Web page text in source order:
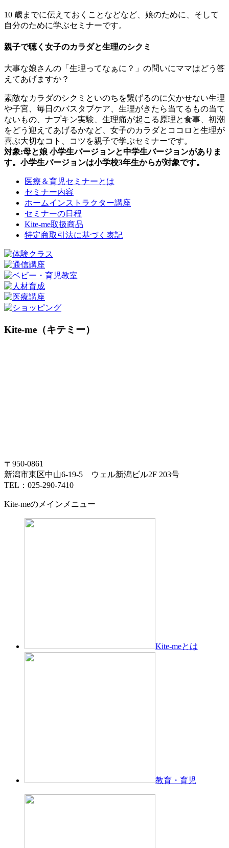
10 歳までに伝えておくことなどなど、娘のために、そして
自分のために学ぶセミナーです。
親子で聴く女子のカラダと生理のシクミ
大事な娘さんの「生理ってなぁに？」の問いにママはどう答
えてあげますか？
素敵なカラダのシクミといのちを繋げるのに欠かせない生理
や子宮、毎日のバスタブケア、生理がきたら当てるもの当て
ないもの、ナプキン実験、生理痛が起こる原理と食事、初潮
をどう迎えてあげるかなど、女子のカラダとココロと生理が
喜ぶ大切なコト、コツを親子で学ぶセミナーです。
対象:母と娘 小学生バージョンと中学生バージョンがありま
す。小学生バージョンは小学校3年生からが対象です。
医療＆育児セミナーとは
セミナー内容
ホームインストラクター講座
セミナーの日程
Kite-me取扱商品
特定商取引法に基づく表記
Kite-me（キテミー）
〒950-0861
新潟市東区中山6-19-5 ウェル新潟ビル2F 203号
TEL：025-290-7410
Kite-meのメインメニュー
Kite-meとは
教育・育児